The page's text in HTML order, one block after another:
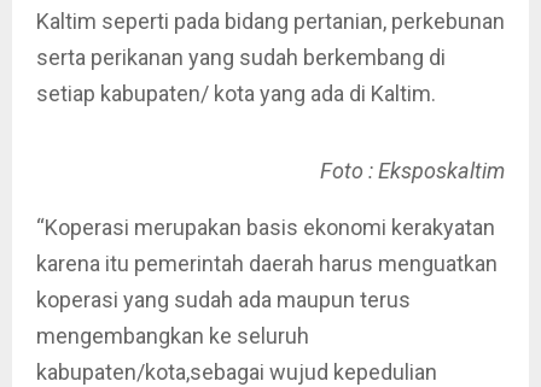
Kaltim seperti pada bidang pertanian, perkebunan
serta perikanan yang sudah berkembang di
setiap kabupaten/ kota yang ada di Kaltim.
Foto : Eksposkaltim
“Koperasi merupakan basis ekonomi kerakyatan
karena itu pemerintah daerah harus menguatkan
koperasi yang sudah ada maupun terus
mengembangkan ke seluruh
kabupaten/kota,sebagai wujud kepedulian